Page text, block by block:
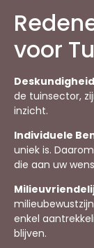
voor
de tuinsector,
inzicht.
Individuele
uniek is.
die aan uw
enkel
blijven.